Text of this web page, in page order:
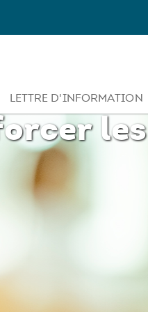
LETTRE D'INFORMATION
les